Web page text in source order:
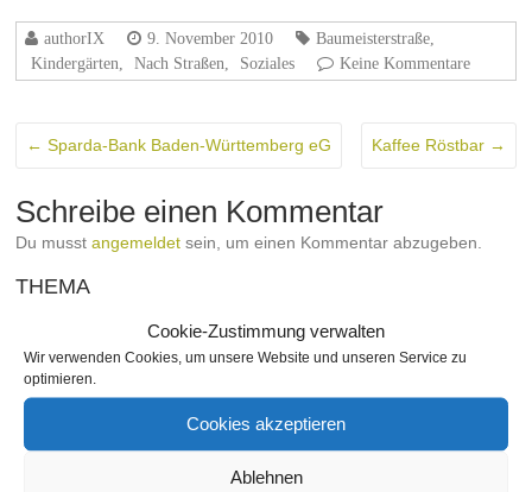
Cookie-Zustimmung verwalten
Wir verwenden Cookies, um unsere Website und unseren Service zu
optimieren.
Cookies akzeptieren
Ablehnen
authorIX 9. November 2010 Baumeisterstraße
Kindergärten
Nach Straßen Soziales Keine Kommentare
← Sparda-Bank Baden-Württemberg eG Kaffee Röstbar →
Schreibe einen Kommentar
Du musstangemeldet sein, um einen Kommentar abzugeben.
THEMA
SEITEN